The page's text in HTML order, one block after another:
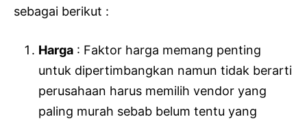
sebagai berikut :
Harga : Faktor harga memang penting
untuk dipertimbangkan namun tidak berarti
perusahaan harus memilih vendor yang
paling murah sebab belum tentu yang